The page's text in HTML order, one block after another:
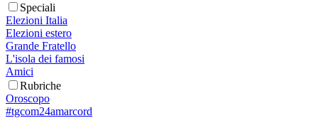
Speciali
Elezioni Italia
Elezioni estero
Grande Fratello
L'isola dei famosi
Amici
Rubriche
Oroscopo
#tgcom24amarcord